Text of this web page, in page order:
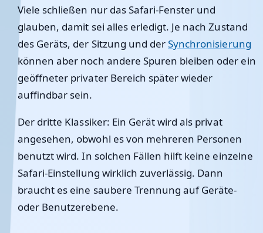
Viele schließen nur das Safari-Fenster und
glauben, damit sei alles erledigt. Je nach Zustand
des Geräts, der Sitzung und derSynchronisierung
können aber noch andere Spuren bleiben oder ein
geöffneter privater Bereich später wieder
auffindbar sein.
Der dritte Klassiker: Ein Gerät wird als privat
angesehen, obwohl es von mehreren Personen
benutzt wird. In solchen Fällen hilft keine einzelne
Safari-Einstellung wirklich zuverlässig. Dann
braucht es eine saubere Trennung auf Geräte-
oder Benutzerebene.